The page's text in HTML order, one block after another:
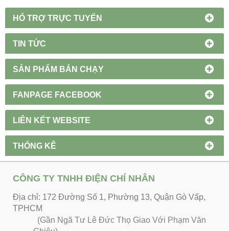
HỔ TRỢ TRỰC TUYẾN
TIN TỨC
SẢN PHẨM BÁN CHẠY
FANPAGE FACEBOOK
LIÊN KẾT WEBSITE
THỐNG KÊ
CÔNG TY TNHH ĐIỆN CHÍ NHÂN
Địa chỉ: 172 Đường Số 1, Phường 13, Quận Gò Vấp,
TPHCM
(Gần Ngã Tư Lê Đức Thọ Giao Với Phạm Văn